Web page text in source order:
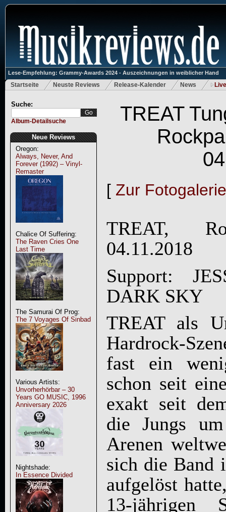
Lese-Empfehlung: Grammy-Awards 2024 - Auszeichnungen in weiblicher Hand
Startseite Neuste Reviews Release-Kalender News Live
Suche:
Album-Detailsuche
Neue Reviews
Oregon:
Always, Never, And
Forever (1992) – Vinyl-
Remaster
Chalice Of Suffering:
The Raven Cries One
Last Time
The Samurai Of Prog:
The 7 Voyages Of Sinbad
Various Artists:
Unvorherhörbar – 30
Years GO MUSIC, 1996
Anniversary 2026
Nightshade:
In Essence Divided
TREAT
[ Zur Fotogalerie
TREAT,
04.11.2018
Support:
DARK SKY
TREAT als
Hardrock-
fast ein
schon seit
exakt seit
die Jungs
Arenen
sich die Band
aufgelöst
13-jährigen